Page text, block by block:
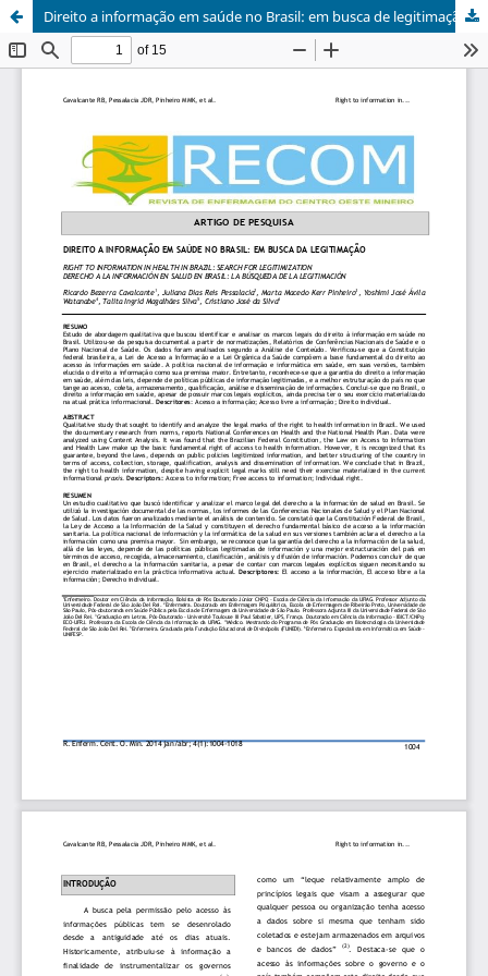
Direito a informação em saúde no Brasil: em busca de legitimação